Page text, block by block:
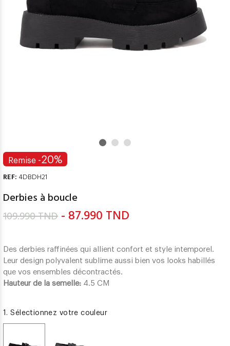
Remise -20%
REF: 4DBDH21
Derbies à boucle
109.990 TND - 87.990 TND
Des derbies raffinées qui allient confort et style intemporel.
Leur design polyvalent sublime aussi bien vos looks habillés
que vos ensembles décontractés.
Hauteur de la semelle: 4.5 CM
1. Sélectionnez votre couleur